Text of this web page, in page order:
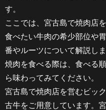
す。
ここでは、宮古島で焼肉店
食べたい牛肉の希少部位や
番やルーツについて解説しま
焼肉を食べる際は、食べる
ら味わってみてください。
宮古島で焼肉店を営むビッ
古牛をご用意しています。